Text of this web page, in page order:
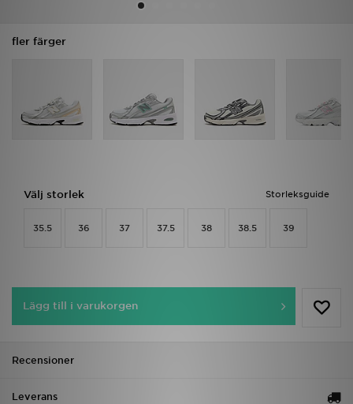
fler färger
Storleksguide
Välj storlek
35.5 36 37 37.5 38 38.5 39
Lägg till i varukorgen
Recensioner
Leverans
Mina meddelanden